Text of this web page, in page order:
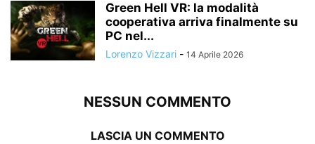
Green Hell VR: la modalità
cooperativa arriva finalmente su
PC nel...
Lorenzo Vizzari - 14 Aprile 2026
NESSUN COMMENTO
LASCIA UN COMMENTO